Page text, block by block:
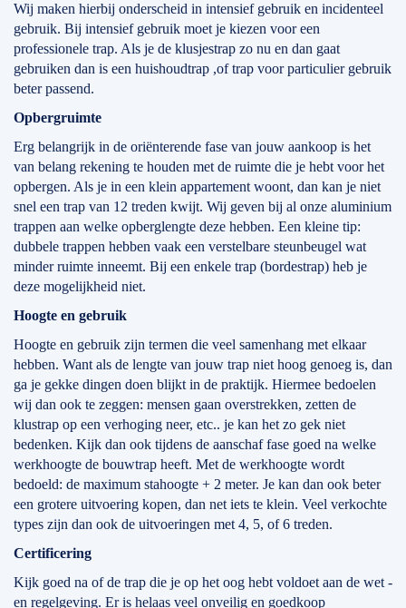
Wij maken hierbij onderscheid in intensief gebruik en incidenteel
gebruik. Bij intensief gebruik moet je kiezen voor een
professionele trap. Als je de klusjestrap zo nu en dan gaat
gebruiken dan is een huishoudtrap ,of trap voor particulier gebruik
beter passend.
Opbergruimte
Erg belangrijk in de oriënterende fase van jouw aankoop is het
van belang rekening te houden met de ruimte die je hebt voor het
opbergen. Als je in een klein appartement woont, dan kan je niet
snel een trap van 12 treden kwijt. Wij geven bij al onze aluminium
trappen aan welke opberglengte deze hebben. Een kleine tip:
dubbele trappen hebben vaak een verstelbare steunbeugel wat
minder ruimte inneemt. Bij een enkele trap (bordestrap) heb je
deze mogelijkheid niet.
Hoogte en gebruik
Hoogte en gebruik zijn termen die veel samenhang met elkaar
hebben. Want als de lengte van jouw trap niet hoog genoeg is, dan
ga je gekke dingen doen blijkt in de praktijk. Hiermee bedoelen
wij dan ook te zeggen: mensen gaan overstrekken, zetten de
klustrap op een verhoging neer, etc.. je kan het zo gek niet
bedenken. Kijk dan ook tijdens de aanschaf fase goed na welke
werkhoogte de bouwtrap heeft. Met de werkhoogte wordt
bedoeld: de maximum stahoogte + 2 meter. Je kan dan ook beter
een grotere uitvoering kopen, dan net iets te klein. Veel verkochte
types zijn dan ook de uitvoeringen met 4, 5, of 6 treden.
Certificering
Kijk goed na of de trap die je op het oog hebt voldoet aan de wet -
en regelgeving. Er is helaas veel onveilig en goedkoop